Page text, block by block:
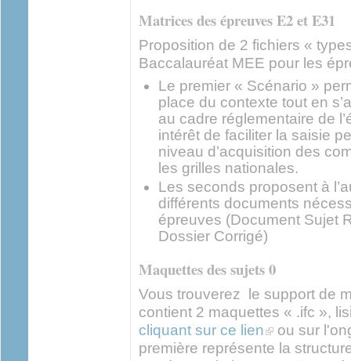
Matrices des épreuves E2 et E31
Proposition de 2 fichiers «
Baccalauréat MEE pour les
Le premier « Scénario »
place du contexte tout en
au cadre réglementaire de
intérêt de faciliter la saisie
niveau d’acquisition des
les grilles nationales.
Les seconds proposent à
différents documents
épreuves (Document Sujet
Dossier Corrigé)
Maquettes des sujets 0
Vous trouverez le support de
contient 2 maquettes « .ifc »,
cliquant sur ce lien(link is external)
ou sur
première représente la